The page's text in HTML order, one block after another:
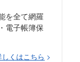
を全て網羅
電子帳簿保
しくはこちら